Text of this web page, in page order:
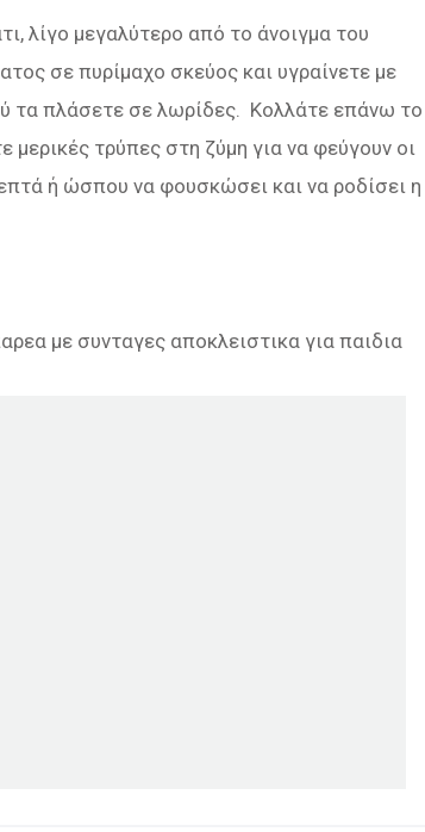
λίγο μεγαλύτερο από το άνοιγμα του
σε πυρίμαχο σκεύος και υγραίνετε με
τα πλάσετε σε λωρίδες. Κολλάτε επάνω το
τρύπες στη ζύμη για να φεύγουν οι
ή ώσπου να φουσκώσει και να ροδίσει η
με συνταγες αποκλειστικα για παιδια